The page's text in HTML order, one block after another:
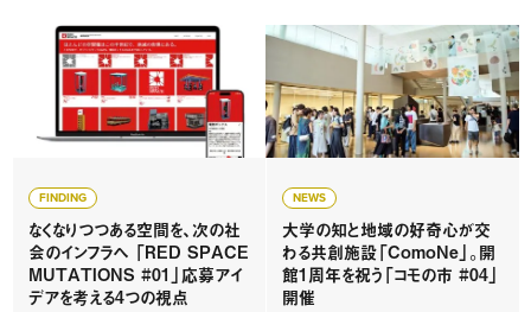
FINDING
なくなりつつある空間を、次の社
会のインフラへ 「RED SPACE
MUTATIONS #01」応募アイ
デアを考える4つの視点
NEWS
大学の知と地域の好奇心が交
わる共創施設「ComoNe」。開
館1周年を祝う「コモの市 #04」
開催